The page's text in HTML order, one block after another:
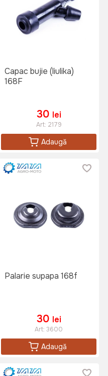
Capac bujie (liulika)
168F
30 lei
Art: 2179
Adaugă
Palarie supapa 168f
30 lei
Art: 3600
Adaugă